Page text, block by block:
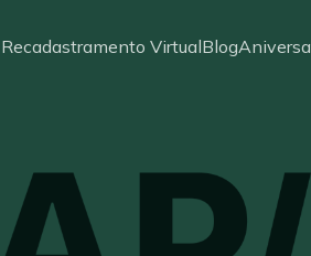
VirtualBlog